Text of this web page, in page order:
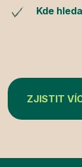
Kde
ZJISTIT